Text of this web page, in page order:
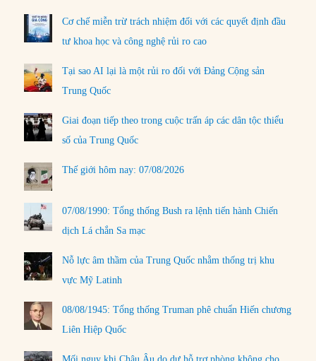
Cơ chế miễn trừ trách nhiệm đối với các quyết định đầu
tư khoa học và công nghệ rủi ro cao
Tại sao AI lại là một rủi ro đối với Đảng Cộng sản
Trung Quốc
Giai đoạn tiếp theo trong cuộc trấn áp các dân tộc thiểu
số của Trung Quốc
Thế giới hôm nay: 07/08/2026
07/08/1990: Tổng thống Bush ra lệnh tiến hành Chiến
dịch Lá chắn Sa mạc
Nỗ lực âm thầm của Trung Quốc nhằm thống trị khu
vực Mỹ Latinh
08/08/1945: Tổng thống Truman phê chuẩn Hiến chương
Liên Hiệp Quốc